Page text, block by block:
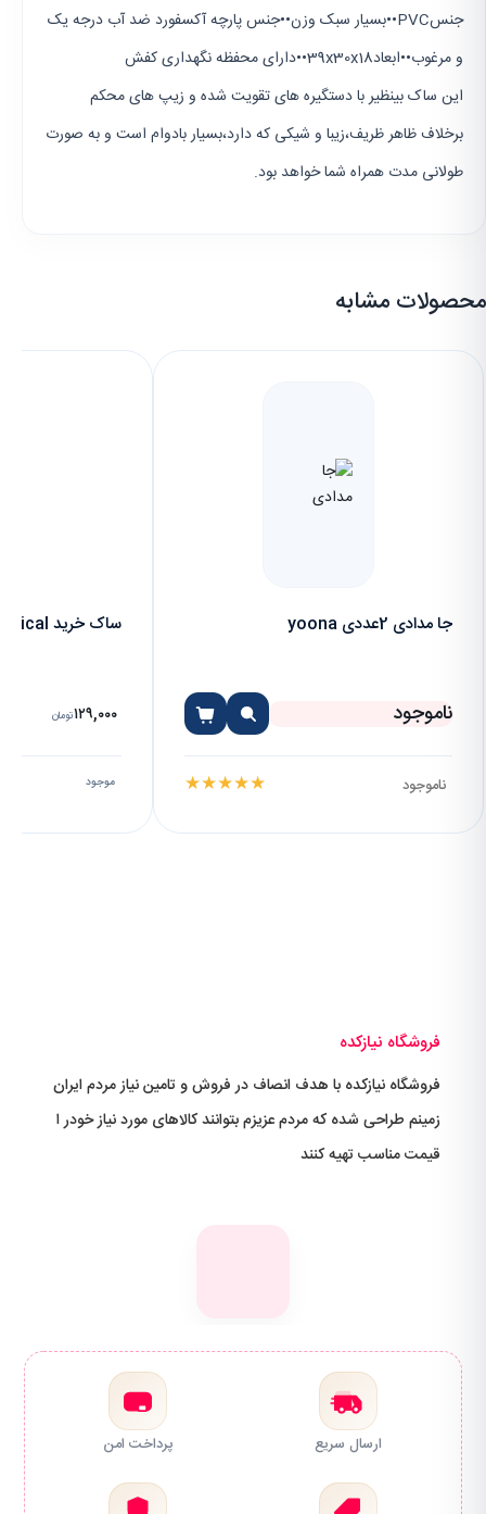
جنسPVC••بسیار سبک وزن••جنس پارچه آکسفورد ضد آب درجه یک
و مرغوب••ابعاد39x30x18••دارای محفظه نگهداری کفش
این ساک بینظیر با دستگیره های تقویت شده و زیپ های محکم
برخلاف ظاهر ظریف،زیبا و شیکی که دارد،بسیار بادوام است و به صورت
طولانی مدت همراه شما خواهد بود.
محصولات مشابه
جا مدادی 2عددی yoona
ناموجود
ناموجود ★★★★★
ساک خرید Magical
۱۲۹,۰۰۰تومان
موجود
فروشگاه نیازکده
فروشگاه نیازکده با هدف انصاف در فروش و تامین نیاز مردم ایران
زمینم طراحی شده که مردم عزیزم بتوانند کالاهای مورد نیاز خودر ا
قیمت مناسب تهیه کنند
ارسال سریع پرداخت امن